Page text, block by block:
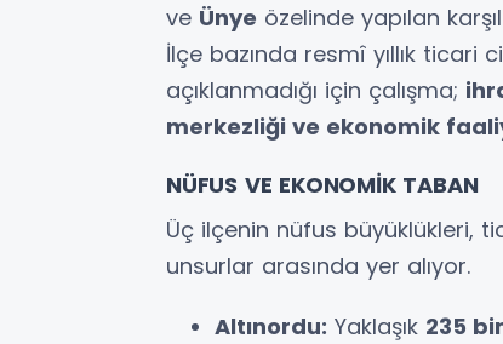
ve Ünye özelinde yapılan
İlçe bazında resmî yıllık ticari
açıklanmadığı için çalışma;
merkezliği ve ekonomik
NÜFUS VE EKONOMİK TABAN
Üç ilçenin nüfus büyüklükleri,
unsurlar arasında yer alıyor.
Altınordu: Yaklaşık 235